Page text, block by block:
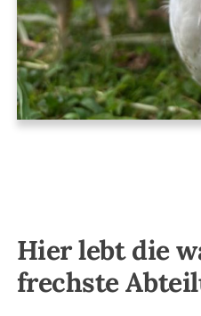
Hier lebt die
frechste